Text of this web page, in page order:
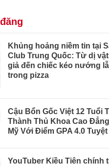
Khủng hoảng niềm tin tại
Club Trung Quốc: Từ dị
giả đến chiếc kéo nướng
trong pizza
Cậu Bổn Gốc Việt 12 Tuổi
Thành Thủ Khoa Cao
Mỹ Với Điểm GPA 4.0
YouTuber Kiều Tiên chính